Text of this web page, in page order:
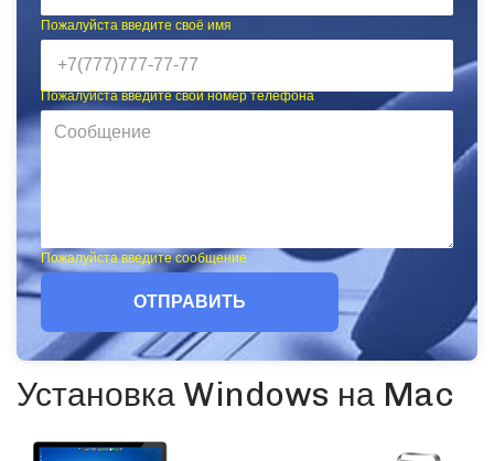
Пожалуйста введите своё имя
Пожалуйста введите свой номер телефона
Пожалуйста введите сообщение
ОТПРАВИТЬ
Установка Windows на Mac